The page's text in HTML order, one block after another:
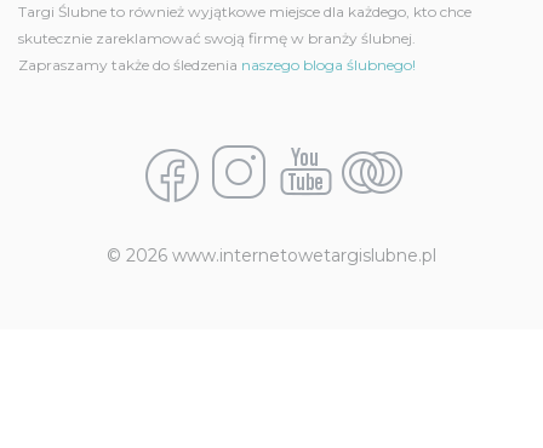
Targi Ślubne to również wyjątkowe miejsce dla każdego, kto chce
skutecznie zareklamować swoją firmę w branży ślubnej.
Zapraszamy także do śledzenia naszego bloga ślubnego!
© 2026 www.internetowetargislubne.pl